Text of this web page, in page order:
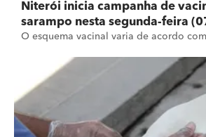
Niterói inicia campanha de
sarampo nesta segunda-feira
O esquema vacinal varia de acordo